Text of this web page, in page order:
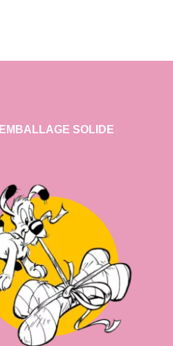
EMBALLAGE SOLIDE